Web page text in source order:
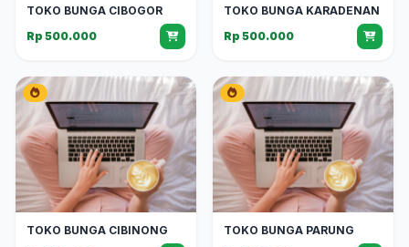
TOKO BUNGA CIBOGOR
Rp 500.000
TOKO BUNGA KARADENAN
Rp 500.000
TOKO BUNGA CIBINONG
TOKO BUNGA PARUNG